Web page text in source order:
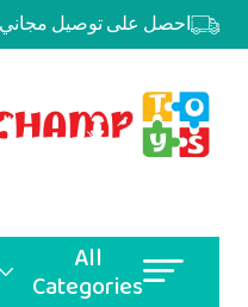
احصل على توصيل مجاني
All
Categories